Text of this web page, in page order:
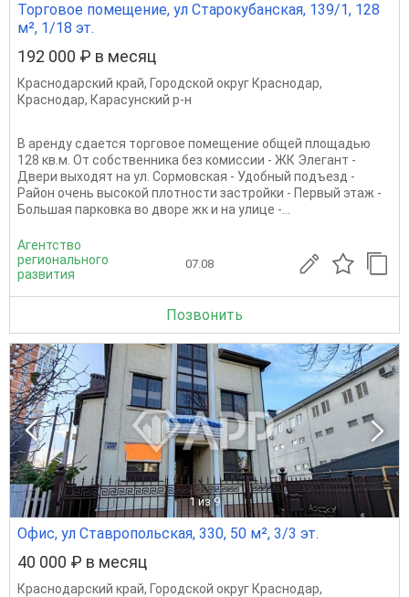
Торговое помещение, ул Старокубанская, 139/1, 128
м², 1/18 эт.
192 000 ₽ в месяц
Краснодарский край, Городской округ Краснодар,
Краснодар, Карасунский р-н
В аренду сдается торговое помещение общей площадью
128 кв.м. От собственника без комиссии - ЖК Элегант -
Двери выходят на ул. Сормовская - Удобный подъезд -
Район очень высокой плотности застройки - Первый этаж -
Большая парковка во дворе жк и на улице -...
Агентство
регионального
развития
07.08
Позвонить
1 из 9
Офис, ул Ставропольская, 330, 50 м², 3/3 эт.
40 000 ₽ в месяц
Краснодарский край, Городской округ Краснодар,